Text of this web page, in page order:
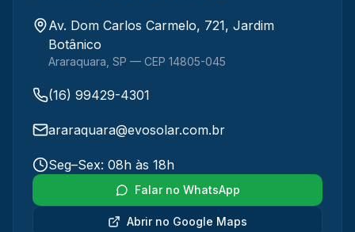
Av. Dom Carlos Carmelo, 721, Jardim
Botânico
Araraquara SP — CEP 14805-045
(16) 99429-4301
araraquara@evosolar.com.br
Seg–Sex: 08h às 18h
Falar no WhatsApp
Abrir no Google Maps